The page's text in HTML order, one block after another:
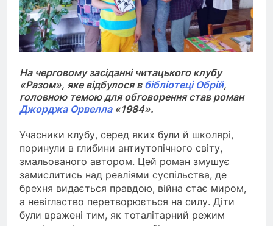
На черговому засіданні читацького клубу
«Разом», яке відбулося в бібліотеці Обрій,
головною темою для обговорення став роман
Джорджа Орвелла«1984».
Учасники клубу, серед яких були й школярі,
поринули в глибини антиутопічного світу,
змальованого автором. Цей роман змушує
замислитись над реаліями суспільства, де
брехня видається правдою, війна стає миром,
а невігластво перетворюється на силу. Діти
були вражені тим, як тоталітарний режим